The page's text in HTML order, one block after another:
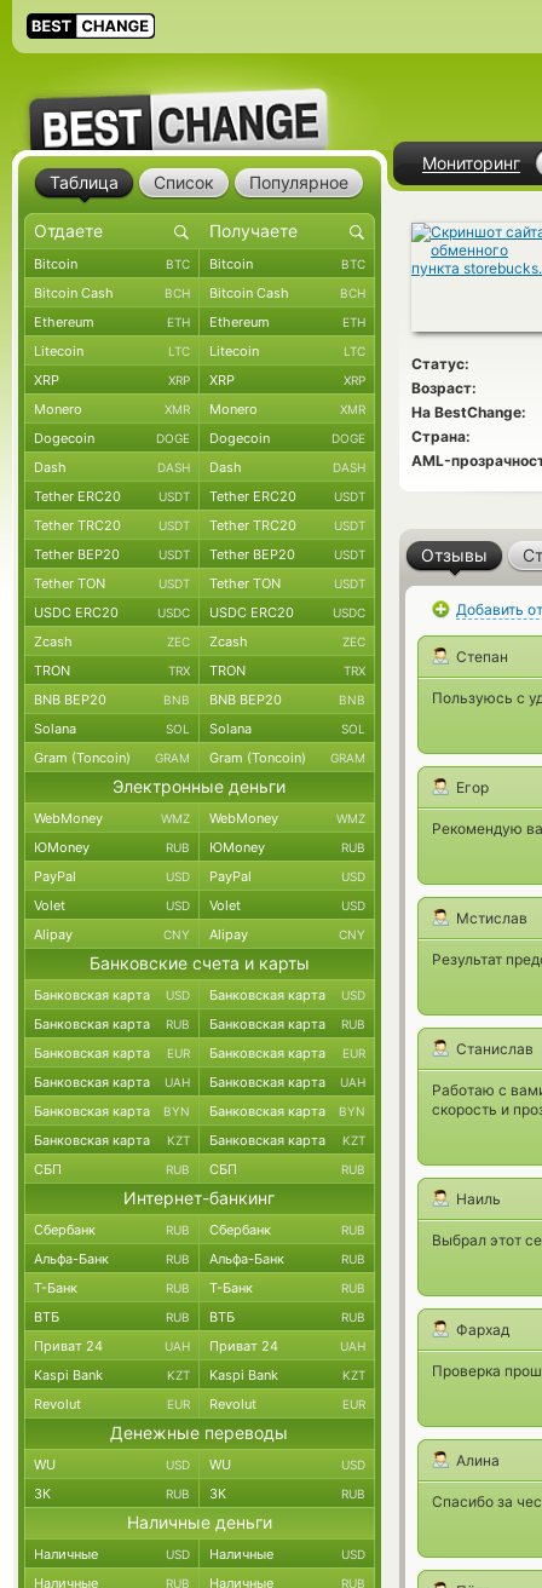
Мониторинг
Статус:
Возраст:
На BestChange:
Страна:
AML-
Отзывы
Добавить
Степан
Пользуюсь с
Егор
Рекомендую
Мстислав
Результат
Станислав
Работаю с
скорость и
Наиль
Выбрал этот
Фархад
Проверка
Алина
Спасибо за
Таблица Список Популярное
Bitcoin BTC Bitcoin BTC
Bitcoin Cash BCH Bitcoin Cash BCH
Ethereum ETH Ethereum ETH
Litecoin LTC Litecoin LTC
XRP XRP XRP XRP
Monero XMR Monero XMR
Dogecoin DOGE Dogecoin DOGE
Dash DASH Dash DASH
Tether ERC20 USDT Tether ERC20 USDT
Tether TRC20 USDT Tether TRC20 USDT
Tether BEP20 USDT Tether BEP20 USDT
Tether TON USDT Tether TON USDT
USDC ERC20 USDC USDC ERC20 USDC
Zcash ZEC Zcash ZEC
TRON TRX TRON TRX
BNB BEP20 BNB BNB BEP20 BNB
Solana SOL Solana SOL
Gram (Toncoin) GRAM Gram (Toncoin) GRAM
Электронные деньги
WebMoney WMZ WebMoney WMZ
ЮMoney RUB ЮMoney RUB
PayPal USD PayPal USD
Volet USD Volet USD
Alipay CNY Alipay CNY
Банковские счета и карты
Банковская карта USD Банковская карта USD
Банковская карта RUB Банковская карта RUB
Банковская карта EUR Банковская карта EUR
Банковская карта UAH Банковская карта UAH
Банковская карта BYN Банковская карта BYN
Банковская карта KZT Банковская карта KZT
СБП RUB СБП RUB
Интернет-банкинг
Сбербанк RUB Сбербанк RUB
Альфа-Банк RUB Альфа-Банк RUB
Т-Банк RUB Т-Банк RUB
ВТБ RUB ВТБ RUB
Приват 24 UAH Приват 24 UAH
Kaspi Bank KZT Kaspi Bank KZT
Revolut EUR Revolut EUR
Денежные переводы
WU USD WU USD
ЗК RUB ЗК RUB
Наличные деньги
Наличные USD Наличные USD
Наличные RUB Наличные RUB